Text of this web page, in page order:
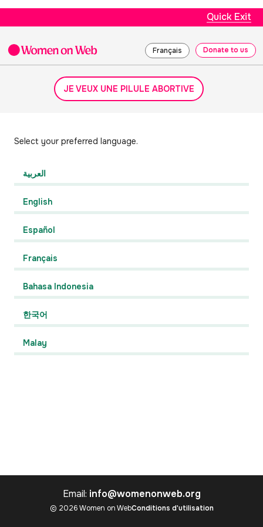
Quick Exit
Français Donate to us
JE VEUX UNE PILULE ABORTIVE
Select your preferred language.
العربية
English
Español
Français
Bahasa Indonesia
한국어
Malay
Email: info@womenonweb.org
© 2026 Women on WebConditions d'utilisation